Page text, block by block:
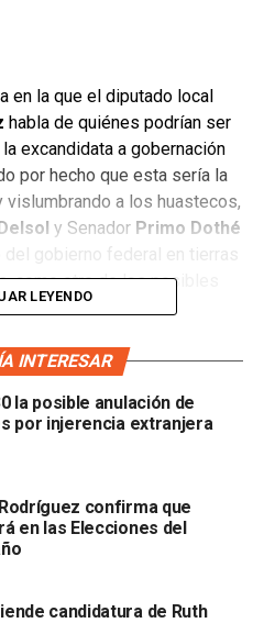
en la que el diputado local
habla de quiénes podrían ser
excandidata a gobernación
por hecho que esta sería la
a los huastecos,
y Senador Primo Dothé
gobierno federal en tierras
, como otro de los posibles
estatal.
el diputado huasteco
se escucharon voces
listas para gobernar
potosina.
pasadas elecciones
del Estado se
el final con muchas
incluso hay voces
en el estrado. Pero
en los pozoles del Mercado
LEYENDO
INTERESAR
la posible anulación de
por injerencia extranjera
confirma que
en las Elecciones del
candidatura de Ruth